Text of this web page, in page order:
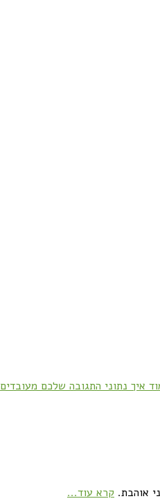
איך נתוני התגובה שלכם מעובדים
אוהבת. קרא עוד...